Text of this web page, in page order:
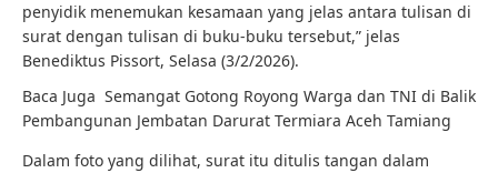
penyidik menemukan kesamaan yang jelas antara tulisan di
surat dengan tulisan di buku-buku tersebut,” jelas
Benediktus Pissort, Selasa (3/2/2026).
Baca Juga Semangat Gotong Royong Warga dan TNI di Balik
Pembangunan Jembatan Darurat Termiara Aceh Tamiang
Dalam foto yang dilihat, surat itu ditulis tangan dalam